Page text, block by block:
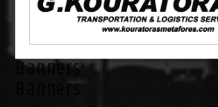
Banners
Banners